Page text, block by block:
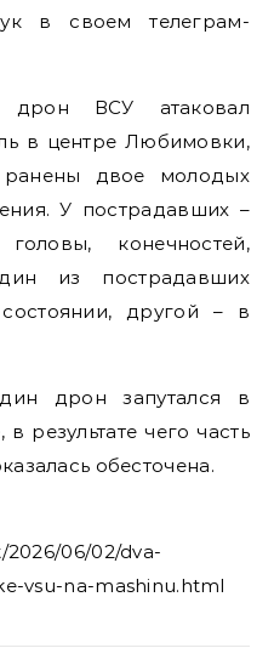
в своем телеграм-
дрон ВСУ атаковал
в центре Любимовки,
ранены двое молодых
У пострадавших –
конечностей,
из пострадавших
другой – в
дрон запутался в
результате чего часть
обесточена.
06/02/dva-
vsu-na-mashinu.html